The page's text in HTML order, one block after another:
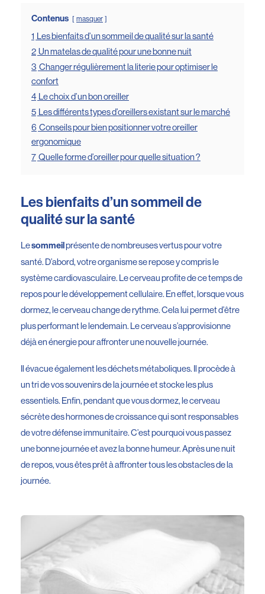
Contenus masquer
1 Les bienfaits d’un sommeil de qualité sur la santé
2 Un matelas de qualité pour une bonne nuit
3 Changer régulièrement la literie pour optimiser le
confort
4 Le choix d’un bon oreiller
5 Les différents types d’oreillers existant sur le marché
6 Conseils pour bien positionner votre oreiller
ergonomique
7 Quelle forme d’oreiller pour quelle situation ?
Les bienfaits d’un sommeil de
qualité sur la santé
Lesommeilprésente de nombreuses vertus pour votre
santé. D’abord, votre organisme se repose y compris le
système cardiovasculaire. Le cerveau profite de ce temps de
repos pour le développement cellulaire. En effet, lorsque vous
dormez, le cerveau change de rythme. Cela lui permet d’être
plus performant le lendemain. Le cerveau s’approvisionne
déjà en énergie pour affronter une nouvelle journée.
Il évacue également les déchets métaboliques. Il procède à
un tri de vos souvenirs de la journée et stocke les plus
essentiels. Enfin, pendant que vous dormez, le cerveau
sécrète des hormones de croissance qui sont responsables
de votre défense immunitaire. C’est pourquoi vous passez
une bonne journée et avez la bonne humeur. Après une nuit
de repos, vous êtes prêt à affronter tous les obstacles de la
journée.